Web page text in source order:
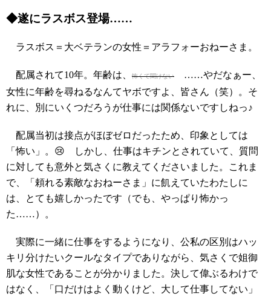
◆遂にラスボス登場……
ラスボス＝大ベテランの女性＝アラフォーおねーさま。
配属されて10年。年齢は、 怖くて聞けない
……やだなぁー、
女性に年齢を尋ねるなんてヤボですよ、皆さん（笑）。そ
れに、別にいくつだろうが仕事には関係ないですしねっ♪
配属当初は接点がほぼゼロだったため、印象としては
「怖い」。😢 しかし、仕事はキチンとされていて、質問
に対しても意外と気さくに教えてくださいました。これま
で、「頼れる素敵なおねーさま」に飢えていたわたしに
は、とても嬉しかったです（でも、やっぱり怖かっ
た……）。
実際に一緒に仕事をするようになり、公私の区別はハッ
キリ分けたいクールなタイプでありながら、気さくで姐御
肌な女性であることが分かりました。決して偉ぶるわけで
はなく、「口だけはよく動くけど、大して仕事してない」